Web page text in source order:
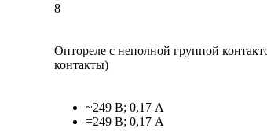
8
Оптореле с неполной группой
контакты)
~249 В; 0,17 А
=249 В; 0,17 А